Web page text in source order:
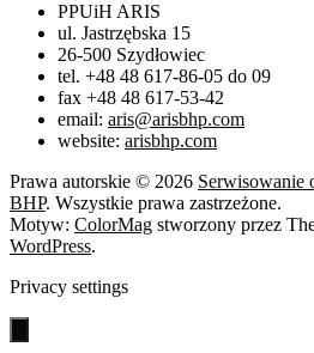
PPUiH ARIS
ul. Jastrzębska 15
26-500 Szydłowiec
tel. +48 48 617-86-05 do 09
fax +48 48 617-53-42
email: aris@arisbhp.com
website: arisbhp.com
Prawa autorskie © 2026 Serwisowanie
BHP. Wszystkie prawa zastrzeżone.
Motyw: ColorMag stworzony przez
WordPress.
Privacy settings